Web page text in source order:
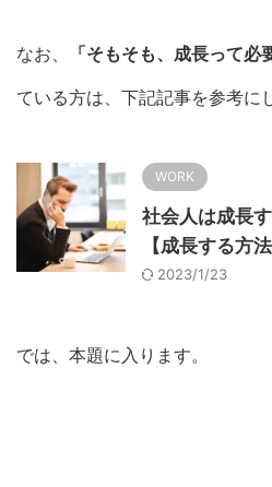
なお、 「そもそも、成長って必
ている方は、下記記事を参考に
WORK
社会人は成長
【成長する方
2023/1/23
では、本題に入ります。